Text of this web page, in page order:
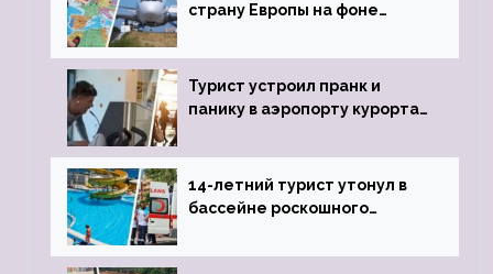
страну Европы на фоне
виз
Турист устроил пранк и
панику в аэропорту курорта,
задержке рейса
14-летний турист утонул в
бассейне роскошного